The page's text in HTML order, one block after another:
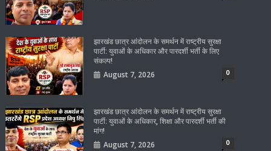
झारखंड छात्र आंदोलन के समर्थन में राष्ट्रीय सुरक्षा
पार्टी: युवाओं के अधिकार और पारदर्शी भर्ती के लिए
संकल्प!
August 7, 2026 0
झारखंड छात्र आंदोलन के समर्थन में राष्ट्रीय सुरक्षा
पार्टी: युवाओं के अधिकार, शिक्षा और पारदर्शी भर्ती की
मांग!
August 7, 2026 0